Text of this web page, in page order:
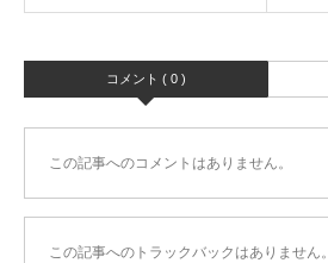
コメント ( 0 )
この記事へのコメントはありません。
この記事へのトラックバックはありません。